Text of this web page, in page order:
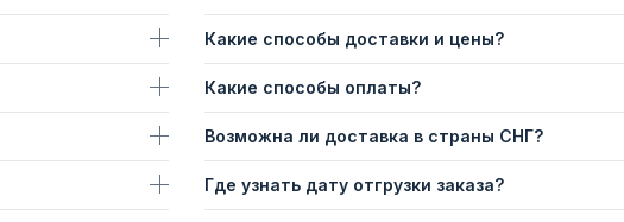
Какие способы доставки и цены?
Какие способы оплаты?
Возможна ли доставка в страны СНГ?
Где узнать дату отгрузки заказа?